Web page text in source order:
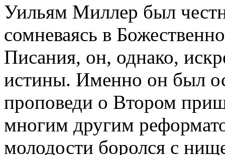
Уильям Миллер был
сомневаясь в
Писания, он, однако,
истины. Именно он был
проповеди о Втором
многим другим
молодости боролся с